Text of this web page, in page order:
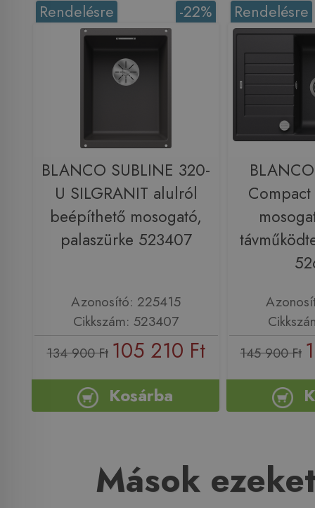
-22%
Rendelésre
BLANCO SUBLINE 320-
U SILGRANIT alulról
beépíthető mosogató,
palaszürke 523407
Azonosító: 225415
Cikkszám: 523407
134 900 Ft 105 210 Ft
Kosárba
Rendelésre
Compact
145 900 Ft
Mások